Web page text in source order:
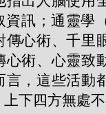
資訊；通靈學
傳心術、千里
心術、心靈致
言，這些活動
下四方無處